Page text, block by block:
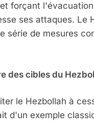
forçant
ses attaques. Le
série de mesures
des cibles du
le Hezbollah à
d'un exemple